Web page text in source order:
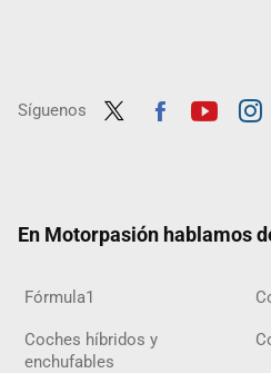
Síguenos
En Motorpasión hablamos
Fórmula1
Coches híbridos y
enchufables